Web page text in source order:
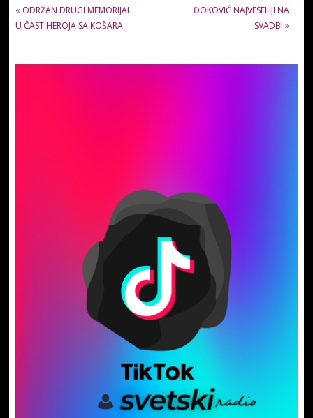
« ODRŽAN DRUGI MEMORIJAL
U ČAST HEROJA SA KOŠARA
ĐOKOVIĆ NAJVESELIJI NA
SVADBI »